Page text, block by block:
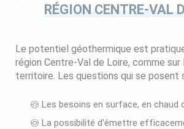
RÉGION CENTRE-VAL
Le potentiel géothermique est
région Centre-Val de Loire, comme
territoire. Les questions qui se posent
Les besoins en surface, en chaud
La possibilité d'émettre